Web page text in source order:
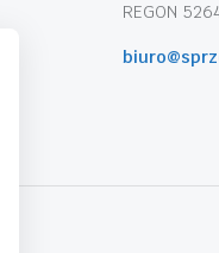
REGON